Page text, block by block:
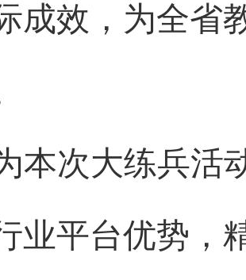
成效，为全省
本次大练兵活
业平台优势，